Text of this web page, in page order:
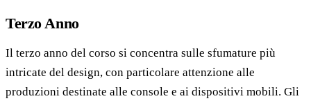
Terzo Anno
Il terzo anno del corso si concentra sulle sfumature più
intricate del design, con particolare attenzione alle
produzioni destinate alle console e ai dispositivi mobili. Gli